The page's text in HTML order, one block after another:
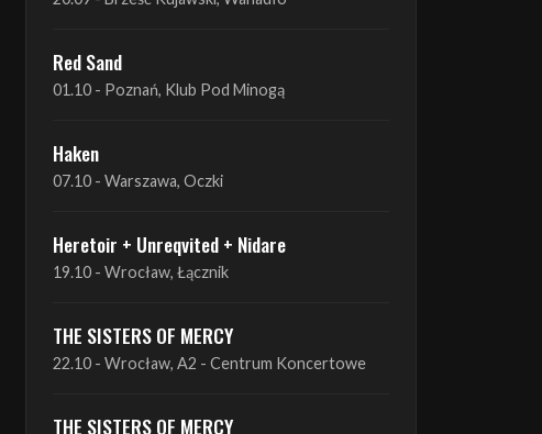
20.09 - Brześć Kujawski, Wahadło
01.10 - Poznań, Klub Pod Minogą
07.10 - Warszawa, Oczki
19.10 - Wrocław, Łącznik
22.10 - Wrocław, A2 - Centrum Koncertowe